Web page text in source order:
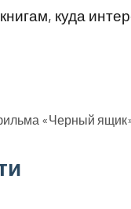
куда
«Черный